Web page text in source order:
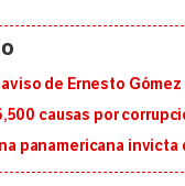
aviso de Ernesto
causas por
panamericana invicta